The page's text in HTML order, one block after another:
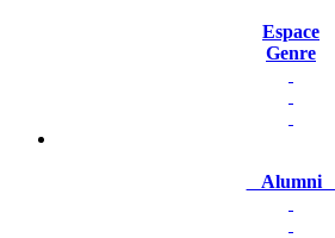
Espace
Genre
Alumni